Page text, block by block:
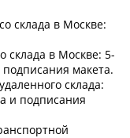
склада в Москве:
склада в Москве: 5-
макета.
склада:
и подписания